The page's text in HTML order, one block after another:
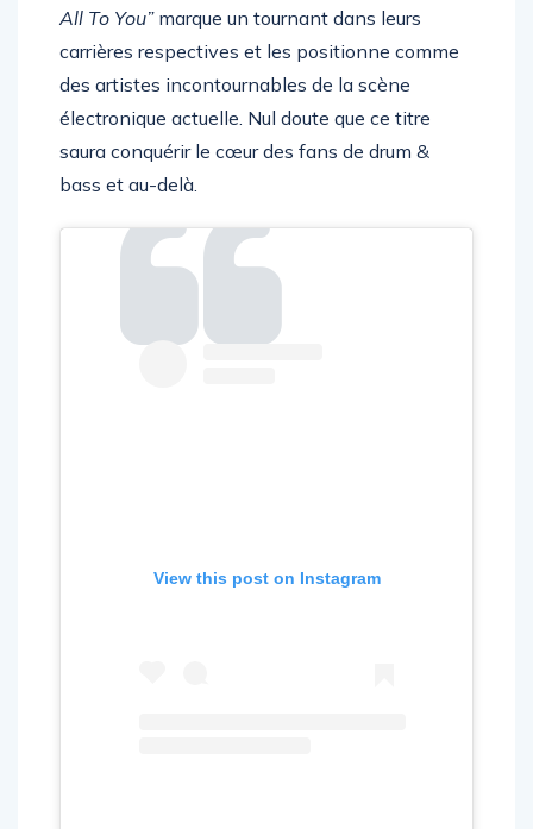
alliant émotion et prouesse technique.“Owe It
All To You”marque un tournant dans leurs
carrières respectives et les positionne comme
des artistes incontournables de la scène
électronique actuelle. Nul doute que ce titre
saura conquérir le cœur des fans de drum &